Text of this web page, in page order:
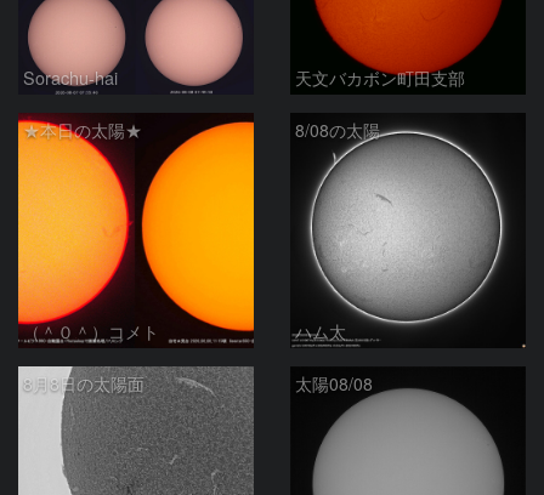
Sorachu-hai 天文バカボン町田支部
★本日の太陽★
（＾０＾）コメト
8/08の太陽
ハム太
8月8日の太陽面 太陽08/08